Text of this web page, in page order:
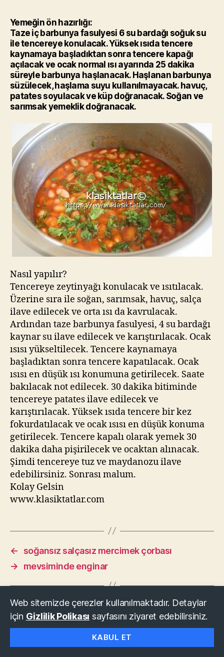
Yemeğin ön hazırlığı:
Taze iç barbunya fasulyesi 6 su bardağı soğuk su
ile tencereye konulacak. Yüksek ısıda tencere
kaynamaya başladıktan sonra tencere kapağı
açılacak ve ocak normal ısı ayarında 25 dakika
süreyle barbunya haşlanacak. Haşlanan barbunya
süzülecek, haşlama suyu kullanılmayacak. havuç,
patates soyulacak ve küp doğranacak. Soğan ve
sarımsak yemeklik doğranacak.
Nasıl yapılır?
Tencereye zeytinyağı konulacak ve ısıtılacak.
Üzerine sıra ile soğan, sarımsak, havuç, salça
ilave edilecek ve orta ısı da kavrulacak.
Ardından taze barbunya fasulyesi, 4 su bardağı
kaynar su ilave edilecek ve karıştırılacak. Ocak
ısısı yükseltilecek. Tencere kaynamaya
başladıktan sonra tencere kapatılacak. Ocak
ısısı en düşük ısı konumuna getirilecek. Saate
bakılacak not edilecek. 30 dakika bitiminde
tencereye patates ilave edilecek ve
karıştırılacak. Yüksek ısıda tencere bir kez
fokurdatılacak ve ocak ısısı en düşük konuma
getirilecek. Tencere kapalı olarak yemek 30
dakika daha pişirilecek ve ocaktan alınacak.
Şimdi tencereye tuz ve maydanozu ilave
edebilirsiniz. Sonrası malum.
Kolay Gelsin
www.klasiktatlar.com
←
soğansız salçasız mercimek çorbası
→
mevsiminde enginar
KLASİK TATLAR
Web sitemizde çerezler kullanılmaktadır. Detaylar
için Gizlilik Polikası sayfasını ziyaret edebilirsiniz.
KABUL ET